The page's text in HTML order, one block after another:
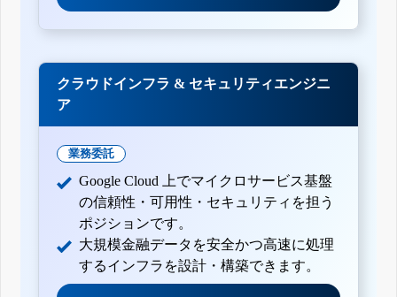
クラウドインフラ & セキュリティエンジニ
ア
業務委託
Google Cloud 上でマイクロサービス基盤
の信頼性・可用性・セキュリティを担う
ポジションです。
大規模金融データを安全かつ高速に処理
するインフラを設計・構築できます。